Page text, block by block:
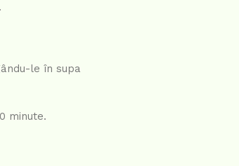
le în supa
minute.